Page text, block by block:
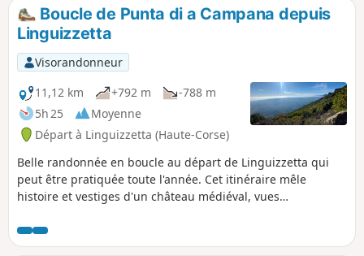
explicatif avec plus de détails sur
l'histoire de cet endroit magique. Bonne
balade !
oublié de Saint-Vincent et sa chapelle, puis les bergeries I
Peri. On peut bien sûr (!!) écourter la randonnée .
Boucle de Punta di a Campana depuis
Linguizzetta
Visorandonneur
11,12 km
+792 m
-788 m
5h 25
Moyenne
Départ à Linguizzetta (Haute-Corse)
Belle randonnée en boucle au départ de Linguizzetta qui
peut être pratiquée toute l'année. Cet itinéraire mêle
histoire et vestiges d'un château médiéval, vues
Cristo et Madalenna. Le chemin est facile, bien tracé et
présente un dénivelé intéressant, à faire.